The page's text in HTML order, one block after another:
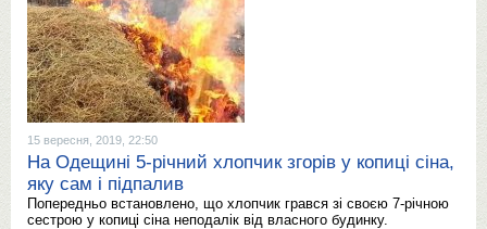
15 вересня, 2019, 22:50
На Одещині 5-річний хлопчик згорів у копиці сіна,
яку сам і підпалив
Попередньо встановлено, що хлопчик грався зі своєю 7-річною
сестрою у копиці сіна неподалік від власного будинку.